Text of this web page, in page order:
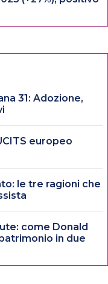
31: Adozione,
europeo
le tre ragioni che
come Donald
in due